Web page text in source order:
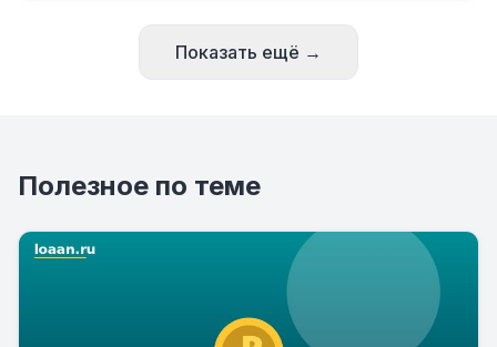
Показать ещё →
Полезное по теме